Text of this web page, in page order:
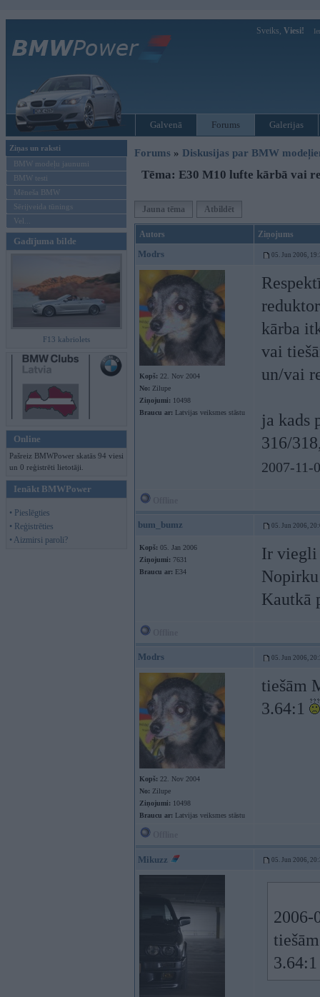
Sveiks, Viesi!
Galvenā Forums Galerijas
Ziņas un raksti
BMW modeļu jaunumi
BMW testi
Mēneša BMW
Sērijveida tūnings
Vel...
Gadījuma bilde
F13 kabriolets
Online
Pašreiz BMWPower skatās 94 viesi
un 0 reģistrēti lietotāji.
Ienākt BMWPower
• Pieslēgties
• Reģistrēties
• Aizmirsi paroli?
Forums » Diskusijas par BMW
Tēma: E30 M10 lufte kārbā vai
Jauna tēma Atbildēt
Autors Ziņojums
Modrs 05. Jun 2006,
Kopš: 22. Nov 2004
No: Zilupe
Ziņojumi: 10498
Braucu ar: Latvijas veiksmes stāstu
kārba
vai
un/vai
ja kads
316/
2007-11-
bum_bumz 05. Jun 2006,
Kopš: 05. Jan 2006
Ziņojumi: 7631
Braucu ar: E34
Ir viegli
Kautkā
Modrs 05. Jun 2006,
Kopš: 22. Nov 2004
No: Zilupe
Ziņojumi: 10498
Braucu ar: Latvijas veiksmes stāstu
tiešām
3.64:1
Mikuzz 05. Jun 2006,
2006-